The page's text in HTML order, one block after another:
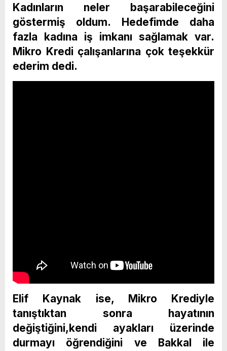
Kadınların neler başarabileceğini
göstermiş oldum. Hedefimde daha
fazla kadına iş imkanı sağlamak var.
Mikro Kredi çalışanlarına çok teşekkür
ederim dedi.
Elif Kaynak ise, Mikro Krediyle
tanıştıktan sonra hayatının
değiştiğini,kendi ayakları üzerinde
durmayı öğrendiğini ve Bakkal ile